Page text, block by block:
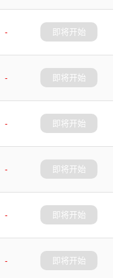
-
即将开始
-
即将开始
-
即将开始
-
即将开始
-
即将开始
-
即将开始